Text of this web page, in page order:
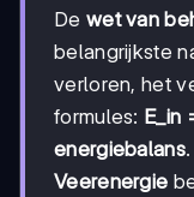
De wet van
belangrijkste
verloren, het
formules: E_in
energiebalans.
Veerenergie